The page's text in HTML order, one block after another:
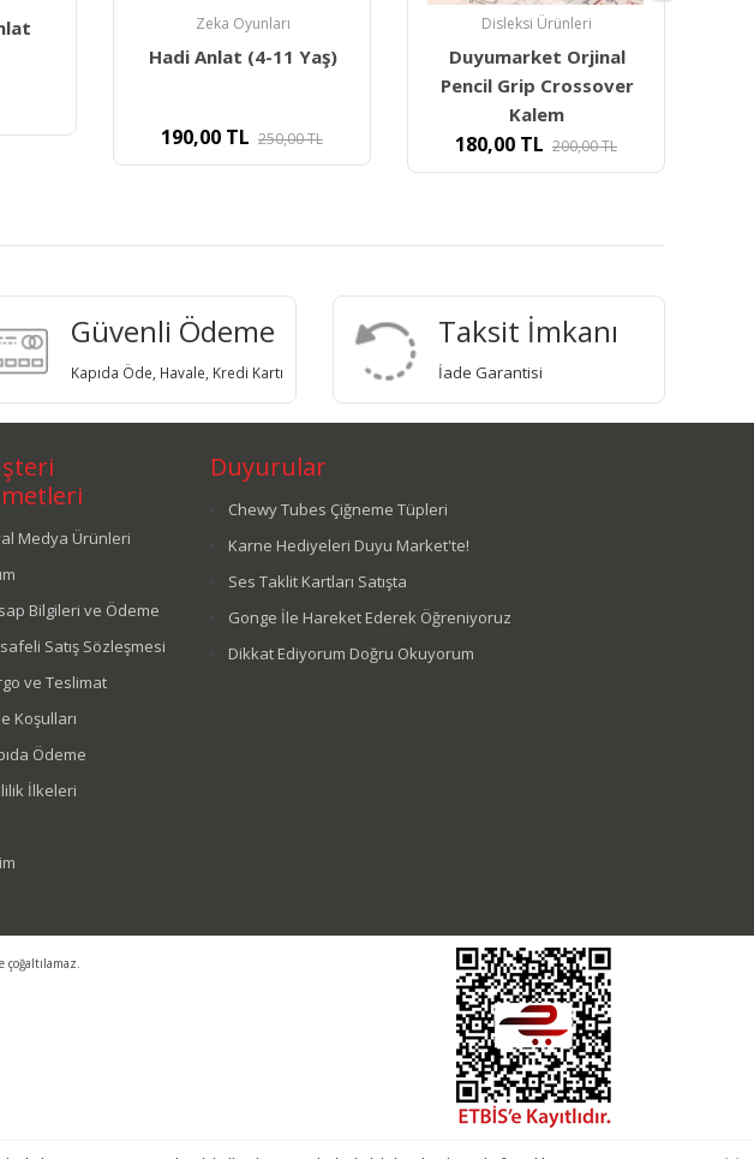
Zeka Oyunları
Hadi Anlat (4-11 Yaş)
190,00TL 250,00TL
Disleksi Ürünleri
Duyumarket Orjinal
Pencil Grip Crossover
Kalem
180,00TL 200,00TL
Güvenli Ödeme
Kapıda Öde, Havale, Kredi Kartı
Taksit İmkanı
İade Garantisi
Medya Ürünleri
Bilgileri ve Ödeme
Satış Sözleşmesi
ve Teslimat
Koşulları
Ödeme
İlkeleri
Duyurular
Chewy Tubes Çiğneme Tüpleri
Karne Hediyeleri Duyu Market'te!
Ses Taklit Kartları Satışta
Gonge İle Hareket Ederek Öğreniyoruz
Dikkat Ediyorum Doğru Okuyorum